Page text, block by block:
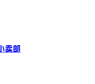
卖部